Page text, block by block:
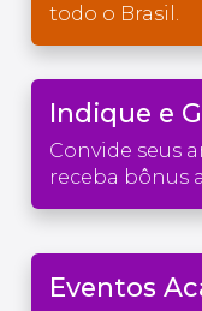
todo o Brasil.
Indique e
Convide seus
receba bônus
Eventos